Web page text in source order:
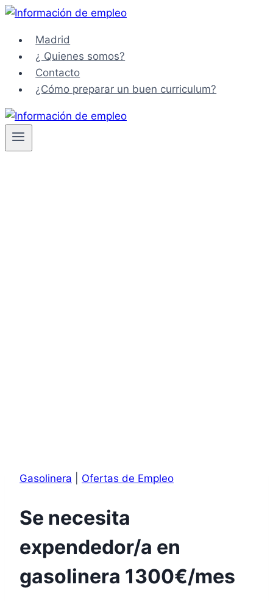
Saltar
contenidoMadrid
¿ Quienes somos?
Contacto
¿Cómo preparar un buen curriculum?
Gasolinera Ofertas de Empleo
Se necesita
expendedor/a en
gasolinera 1300€/mes